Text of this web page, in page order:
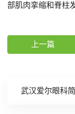
武汉爱尔眼科
部肌肉挛缩和脊柱
上一篇